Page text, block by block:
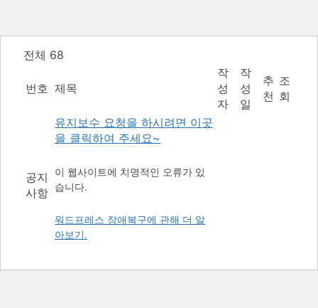
전체 68
번호 제목
작
성
자
작
성
일
추
천
조
회
공지
사항
유지보수 요청을 하시려면 이곳
을 클릭하여 주세요~
이 웹사이트에 치명적인 오류가 있
습니다.
워드프레스 장애복구에 관해 더 알
아보기.